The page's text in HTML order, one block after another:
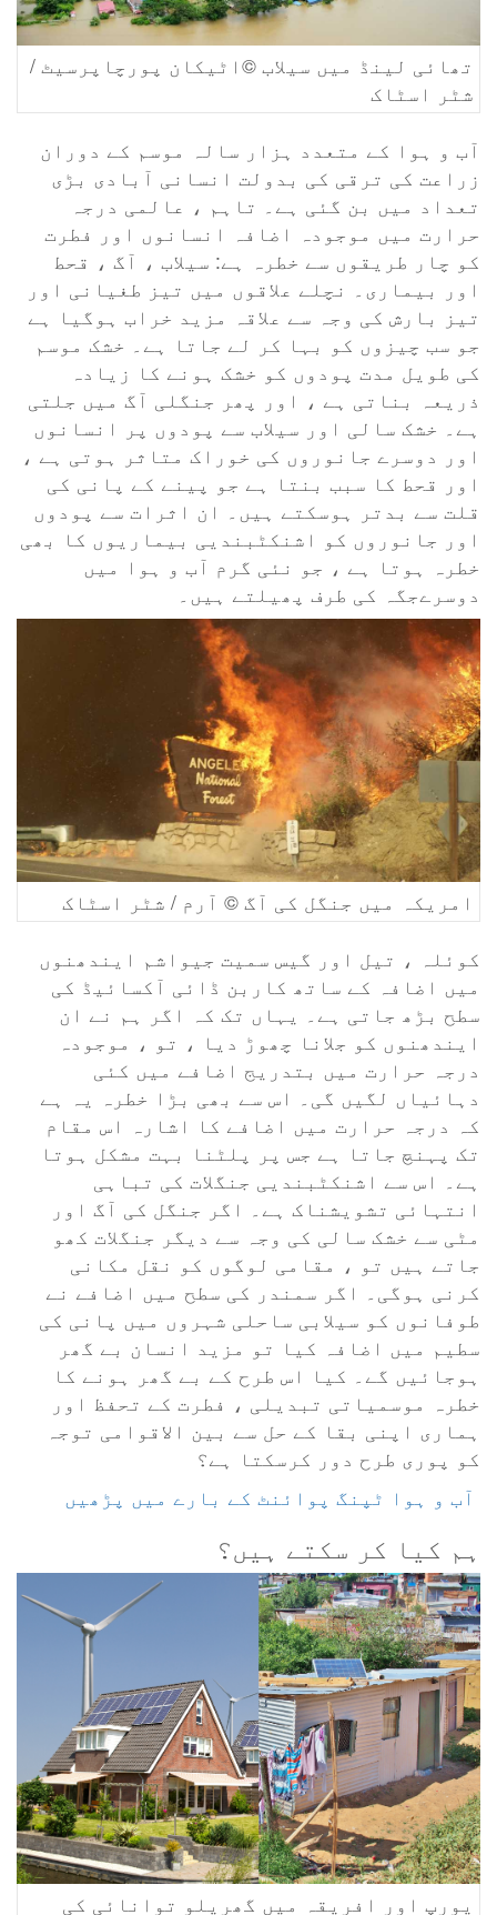
تھائی لینڈ میں سیلاب ©اٹیکان پورچاپرسیٹ /
شٹر اسٹاک
آب و ہوا کے متعدد ہزار سالہ موسم کے دوران
زراعت کی ترقی کی بدولت انسانی آبادی بڑی
تعداد میں بن گئی ہے۔ تاہم ، عالمی درجہ
حرارت میں موجودہ اضافہ انسانوں اور فطرت
کو چار طریقوں سے خطرہ ہے: سیلاب ، آگ ، قحط
اور بیماری۔ نچلے علاقوں میں تیز طغیانی اور
تیز بارش کی وجہ سے علاقہ مزید خراب ہوگیا ہے
جو سب چیزوں کو بہا کر لے جاتا ہے۔ خشک موسم
کی طویل مدت پودوں کو خشک ہونے کا زیادہ
ذریعہ بناتی ہے ، اور پھر جنگلی آگ میں جلتی
ہے۔ خشک سالی اور سیلاب سے پودوں پر انسانوں
اور دوسرے جانوروں کی خوراک متاثر ہوتی ہے ،
اور قحط کا سبب بنتا ہے جو پینے کے پانی کی
قلت سے بدتر ہوسکتے ہیں۔ ان اثرات سے پودوں
اور جانوروں کو اشنکٹبندیی بیماریوں کا بھی
خطرہ ہوتا ہے ، جو نئی گرم آب و ہوا میں
دوسرےجگہ کی طرف پھیلتے ہیں۔
امریکہ میں جنگل کی آگ © آرم / شٹر اسٹاک
کوئلہ ، تیل اور گیس سمیت جیواشم ایندھنوں
میں اضافہ کے ساتھ کاربن ڈائی آکسائیڈ کی
سطح بڑھ جاتی ہے۔ یہاں تک کہ اگر ہم نے ان
ایندھنوں کو جلانا چھوڑ دیا ، تو ، موجودہ
درجہ حرارت میں بتدریج اضافے میں کئی
دہائیاں لگیں گی۔ اس سے بھی بڑا خطرہ یہ ہے
کہ درجہ حرارت میں اضافے کا اشارہ اس مقام
تک پہنچ جاتا ہے جس پر پلٹنا بہت مشکل ہوتا
ہے۔ اس سے اشنکٹبندیی جنگلات کی تباہی
انتہائی تشویشناک ہے۔ اگر جنگل کی آگ اور
مٹی سے خشک سالی کی وجہ سے دیگر جنگلات کھو
جاتے ہیں تو ، مقامی لوگوں کو نقل مکانی
کرنی ہوگی۔ اگر سمندر کی سطح میں اضافے نے
طوفانوں کو سیلابی ساحلی شہروں میں پانی کی
سطیم میں اضافہ کیا تو مزید انسان بے گھر
ہوجائیں گے۔ کیا اس طرح کے بے گھر ہونے کا
خطرہ موسمیاتی تبدیلی ، فطرت کے تحفظ اور
ہماری اپنی بقا کے حل سے بین الاقوامی توجہ
کو پوری طرح دور کرسکتا ہے؟
ہم کیا کر سکتے ہیں؟
یورپ اور افریقہ میں گھریلو توانائی کی